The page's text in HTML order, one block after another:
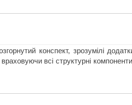
конспект, зрозумілі
всі структурні